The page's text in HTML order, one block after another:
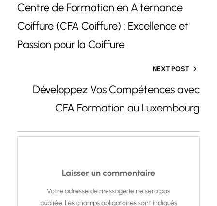
Centre de Formation en Alternance
Coiffure (CFA Coiffure) : Excellence et
Passion pour la Coiffure
NEXT POST
Développez Vos Compétences avec
CFA Formation au Luxembourg
Laisser un commentaire
Votre adresse de messagerie ne sera pas
publiée. Les champs obligatoires sont indiqués